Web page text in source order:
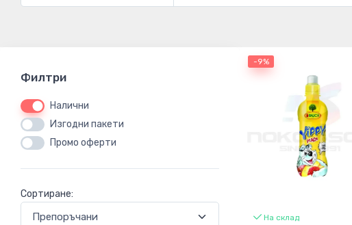
Филтри
Налични
Изгодни пакети
Промо оферти
Сортиране:
-9%
На склад